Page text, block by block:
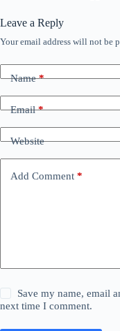
Leave a Reply
Your email address will not be
Name*
Email*
Website
Add Comment *
Save my name, email
next time I comment.